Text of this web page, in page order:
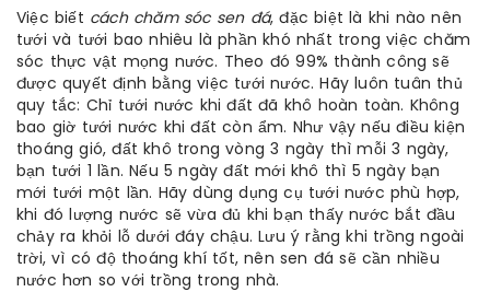
Việc biết cách chăm sóc sen đá, đặc biệt là khi nào nên
tưới và tưới bao nhiêu là phần khó nhất trong việc chăm
sóc thực vật mọng nước. Theo đó 99% thành công sẽ
được quyết định bằng việc tưới nước. Hãy luôn tuân thủ
quy tắc: Chỉ tưới nước khi đất đã khô hoàn toàn. Không
bao giờ tưới nước khi đất còn ẩm. Như vậy nếu điều kiện
thoáng gió, đất khô trong vòng 3 ngày thì mỗi 3 ngày,
bạn tưới 1 lần. Nếu 5 ngày đất mới khô thì 5 ngày bạn
mới tưới một lần. Hãy dùng dụng cụ tưới nước phù hợp,
khi đó lượng nước sẽ vừa đủ khi bạn thấy nước bắt đầu
chảy ra khỏi lỗ dưới đáy chậu. Lưu ý rằng khi trồng ngoài
trời, vì có độ thoáng khí tốt, nên sen đá sẽ cần nhiều
nước hơn so với trồng trong nhà.